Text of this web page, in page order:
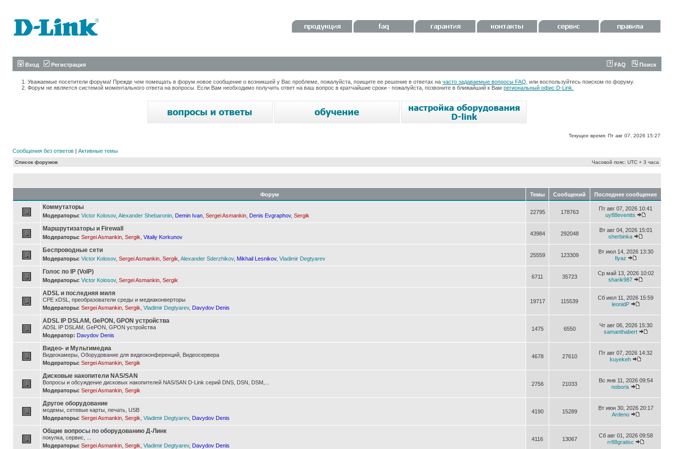
Вход Регистрация FAQ Поиск
Уважаемые посетители форума! Прежде чем помещать в форум новое сообщение о возникшей у Вас проблеме, пожалуйста, поищите ее решение в ответах на часто задаваемые вопросы FAQ , или воспользуйтесь поиском по форуму.
Форум не является системой моментального ответа на вопросы. Если Вам необходимо получить ответ на ваш вопрос в кратчайшие сроки - пожалуйста, позвоните в ближайший к Вам региональный офис D-Link.
Текущее время: Пт авг 07, 2026 15:27
Сообщения без ответов | Активные темы
Список форумов Часовой пояс: UTC + 3 часа
Форум Темы Сообщений Последнее сообщение
Коммутаторы
Модераторы: Victor Kolosov, Alexander Shebaronin Demin Ivan Sergei Asmankin Denis Evgraphov, Sergik
22795 178763
Пт авг 07, 2026 10:41
uy88eventts
Маршрутизаторы и Firewall
Модераторы: Sergei Asmankin Sergik Vitaliy Korkunov
43984 292048
Вт авг 04, 2026 15:01
sherbinka
Беспроводные сети
Модераторы: Victor Kolosov, Sergei Asmankin Sergik Alexander Sderzhikov, Mikhail Lesnikov, Vladimir Degtyarev
25559 123309
Вт июл 14, 2026 13:30
Ilyaz
Голос по IP (VoIP)
Модераторы: Victor Kolosov, Sergei Asmankin Sergik
6711 35723
Ср май 13, 2026 10:02
sharik987
ADSL и последняя миля
CPE xDSL, преобразователи среды и медиаконверторы
Модераторы: Sergei Asmankin Sergik Vladimir Degtyarev, Davydov Denis
19717 115539
Сб июл 11, 2026 15:59
leonidP
ADSL IP DSLAM, GePON, GPON устройства
ADSL IP DSLAM, GePON, GPON устройства
Модератор: Davydov Denis
1475 6550
Чт авг 06, 2026 15:30
samanthabert
Видео- и Мультимедиа
Видеокамеры, Оборудование для видеоконференций, Видеосервера
Модераторы: Sergei Asmankin Sergik
4678 27610
Пт авг 07, 2026 14:32
kuyekeh
Дисковые накопители NAS/SAN
Вопросы и обсуждение дисковых накопителей NAS/SAN D-Link серий DNS, DSN, DSM,...
Модераторы: Sergei Asmankin Sergik
2756 21033
Вс янв 11, 2026 09:54
noboris
Другое оборудование
модемы, сетевые карты, печать, USB
Модераторы: Sergei Asmankin Sergik Vladimir Degtyarev, Davydov Denis
4190 15289
Вт июн 30, 2026 20:17
Ardeno
Общие вопросы по оборудованию Д-Линк
покупка, сервис, ...
Модераторы: Sergei Asmankin Sergik Vladimir Degtyarev, Davydov Denis
4116 13067
Сб авг 01, 2026 09:58
rr88gratisc